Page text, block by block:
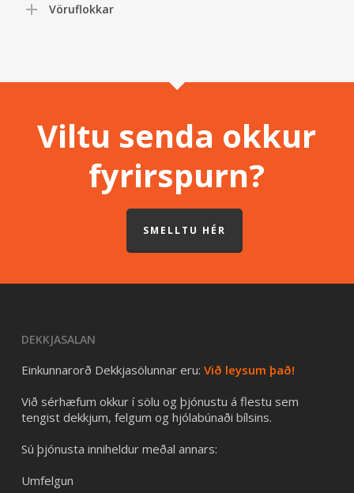
Vöruflokkar
Viltu senda okkur
fyrirspurn?
SMELLTU HÉR
DEKKJASALAN
Einkunnarorð Dekkjasölunnar eru: Við leysum það!
Við sérhæfum okkur í sölu og þjónustu á flestu sem
tengist dekkjum, felgum og hjólabúnaði bílsins.
Sú þjónusta inniheldur meðal annars:
Umfelgun